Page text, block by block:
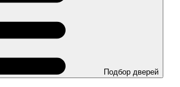
Подбор дверей